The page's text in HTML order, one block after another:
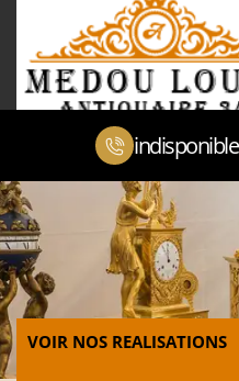
indisponible
VOIR NOS REALISATIONS